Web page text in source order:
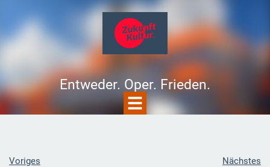
Entweder. Oper. Frieden.
Voriges
Nächstes